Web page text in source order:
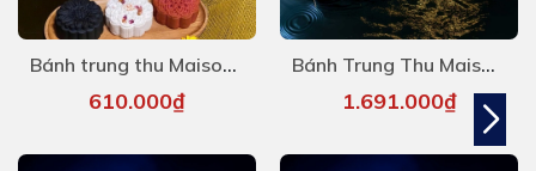
Bánh trung thu Maison - Dạ Thảo 5
610.000₫
Bánh Trung Thu Maison - Ngư Nguyệt 6
1.691.000₫